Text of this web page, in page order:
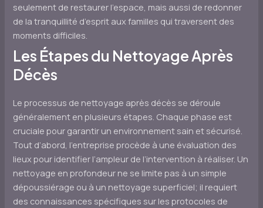
seulement de restaurer l’espace, mais aussi de redonner
de la tranquillité d’esprit aux familles qui traversent des
moments difficiles.
Les Étapes du Nettoyage Après
Décès
Le processus de nettoyage après décès se déroule
généralement en plusieurs étapes. Chaque phase est
cruciale pour garantir un environnement sain et sécurisé.
Tout d’abord, l’entreprise procède à une évaluation des
lieux pour identifier l’ampleur de l’intervention à réaliser. Un
nettoyage en profondeur ne se limite pas à un simple
dépoussiérage ou à un nettoyage superficiel; il requiert
des connaissances spécifiques sur les protocoles de